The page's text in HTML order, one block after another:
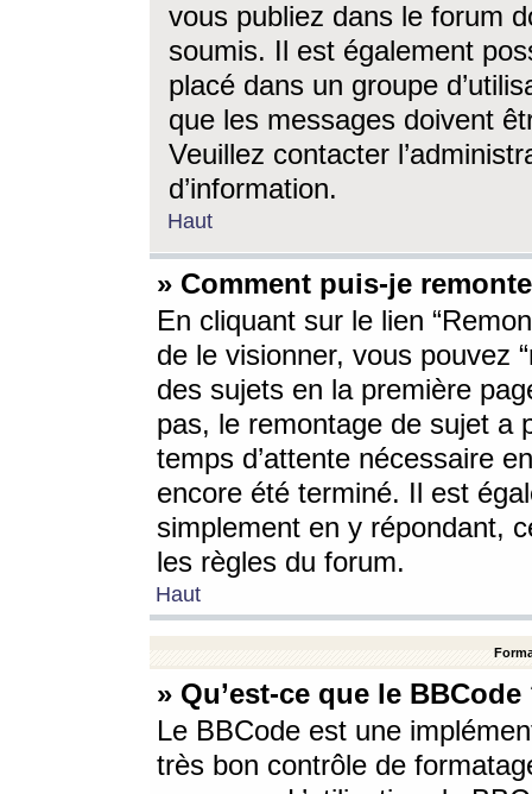
vous publiez dans le forum
soumis. Il est également
placé dans un groupe
que les messages doivent
Veuillez contacter
d’information.
Haut
» Comment puis-je
En cliquant sur le lien
de le visionner, vous pouvez
des sujets en la première
pas, le remontage de sujet a
temps d’attente nécessaire
encore été terminé. Il est
simplement en y répondant,
les règles du forum.
Haut
» Qu’est-ce que le BBCode
Le BBCode est une
très bon contrôle de